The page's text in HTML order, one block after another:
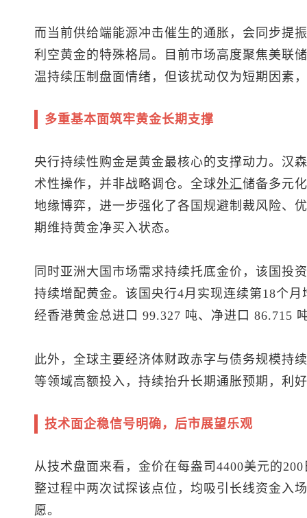
而当前供给端能源冲击催生的通胀，会同步提
利空黄金的特殊格局。目前市场高度聚焦美联
温持续压制盘面情绪，但该扰动仅为短期因素
多重基本面筑牢黄金长期支撑
央行持续性购金是黄金最核心的支撑动力。汉
术性操作，并非战略调仓。全球外汇储备多元
地缘博弈，进一步强化了各国规避制裁风险、
期维持黄金净买入状态。
同时亚洲大国市场需求持续托底金价，该国投
持续增配黄金。该国央行4月实现连续第18个
经香港黄金总进口 99.327 吨、净进口 86.715
此外，全球主要经济体财政赤字与债务规模持
等领域高额投入，持续抬升长期通胀预期，利
技术面企稳信号明确，后市展望乐观
从技术盘面来看，金价在每盎司4400美元的
整过程中两次试探该点位，均吸引长线资金入
愿。